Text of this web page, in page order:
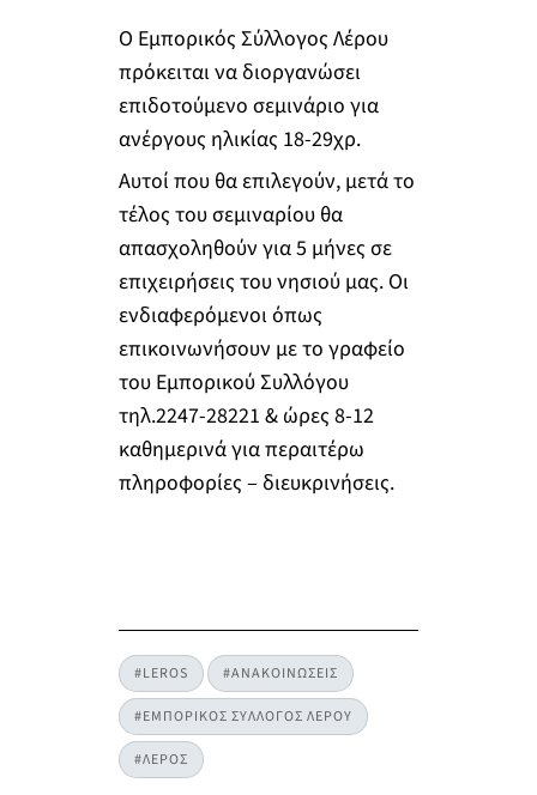
Ο Εμπορικός Σύλλογος Λέρου
πρόκειται να διοργανώσει
επιδοτούμενο σεμινάριο για
ανέργους ηλικίας 18-29χρ.
Αυτοί που θα επιλεγούν, μετά το
τέλος του σεμιναρίου θα
απασχοληθούν για 5 μήνες σε
επιχειρήσεις του νησιού μας. Οι
ενδιαφερόμενοι όπως
επικοινωνήσουν με το γραφείο
του Εμπορικού Συλλόγου
τηλ.2247-28221 & ώρες 8-12
καθημερινά για περαιτέρω
πληροφορίες – διευκρινήσεις.
#LEROS #ΑΝΑΚΟΙΝΩΣΕΙΣ
#ΕΜΠΟΡΙΚΟΣ ΣΥΛΛΟΓΟΣ ΛΕΡΟΥ
#ΛΕΡΟΣ